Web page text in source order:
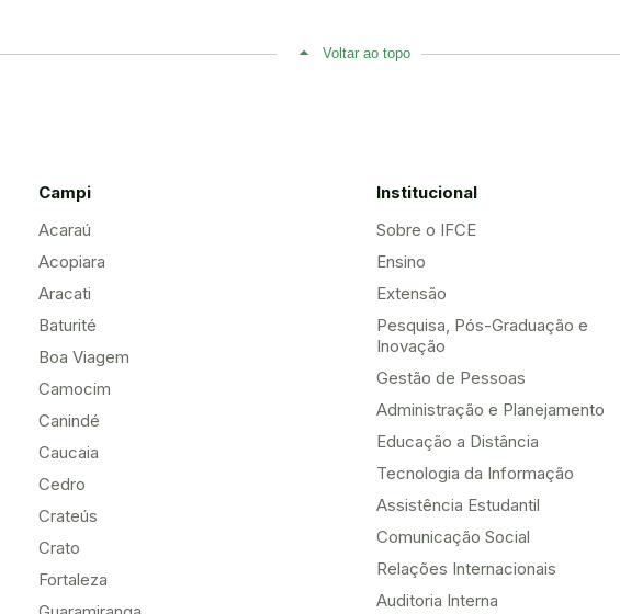
Voltar ao topo
Campi
Acaraú
Acopiara
Aracati
Baturité
Boa Viagem
Camocim
Canindé
Caucaia
Cedro
Crateús
Crato
Fortaleza
Institucional
Sobre o IFCE
Ensino
Extensão
Pesquisa, Pós-Graduação e
Inovação
Gestão de Pessoas
Administração e Planejamento
Educação a Distância
Tecnologia da Informação
Assistência Estudantil
Comunicação Social
Relações Internacionais
Auditoria Interna